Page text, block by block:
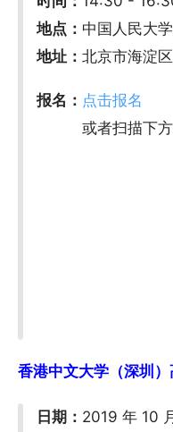
地点： 中国人民大
地址：北京市海淀
报名： 点击报名
或者扫描下方
香港中文大学（深圳
日期： 2019 年 10